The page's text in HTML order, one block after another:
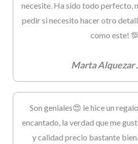
necesite. Ha sido todo perfecto,
pedir si necesito hacer otro
como este! 💯
Marta Alquezar
Son geniales😍 le hice un
encantado, la verdad que me
y calidad precio bastante